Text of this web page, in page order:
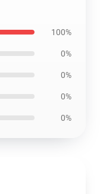
100%
0%
0%
0%
0%